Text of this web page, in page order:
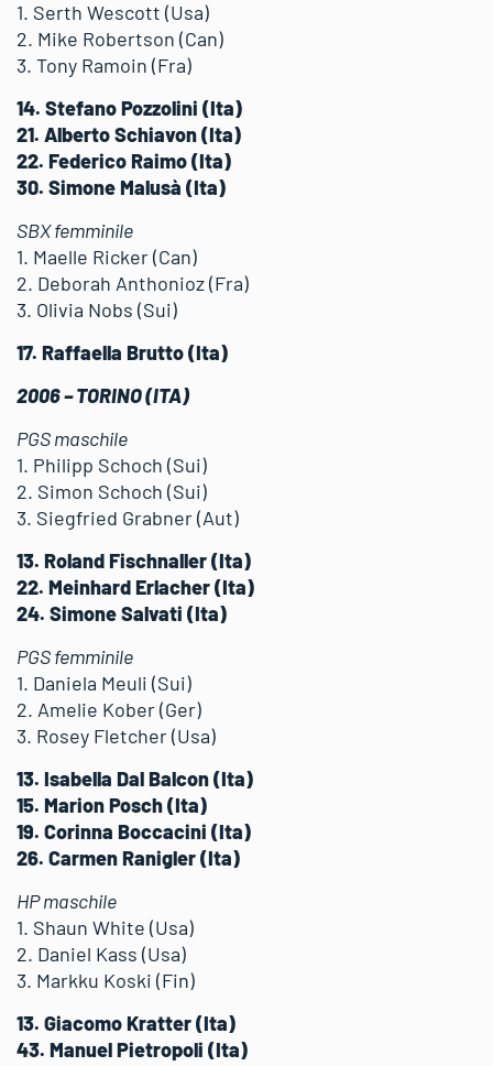
1. Serth Wescott (Usa)
2. Mike Robertson (Can)
3. Tony Ramoin (Fra)
14. Stefano Pozzolini (Ita)
21. Alberto Schiavon (Ita)
22. Federico Raimo (Ita)
30. Simone Malusà (Ita)
SBX femminile
1. Maelle Ricker (Can)
2. Deborah Anthonioz (Fra)
3. Olivia Nobs (Sui)
17. Raffaella Brutto (Ita)
2006 – TORINO (ITA)
PGS maschile
1. Philipp Schoch (Sui)
2. Simon Schoch (Sui)
3. Siegfried Grabner (Aut)
13. Roland Fischnaller (Ita)
22. Meinhard Erlacher (Ita)
24. Simone Salvati (Ita)
PGS femminile
1. Daniela Meuli (Sui)
2. Amelie Kober (Ger)
3. Rosey Fletcher (Usa)
13. Isabella Dal Balcon (Ita)
15. Marion Posch (Ita)
19. Corinna Boccacini (Ita)
26. Carmen Ranigler (Ita)
HP maschile
1. Shaun White (Usa)
2. Daniel Kass (Usa)
3. Markku Koski (Fin)
13. Giacomo Kratter (Ita)
43. Manuel Pietropoli (Ita)